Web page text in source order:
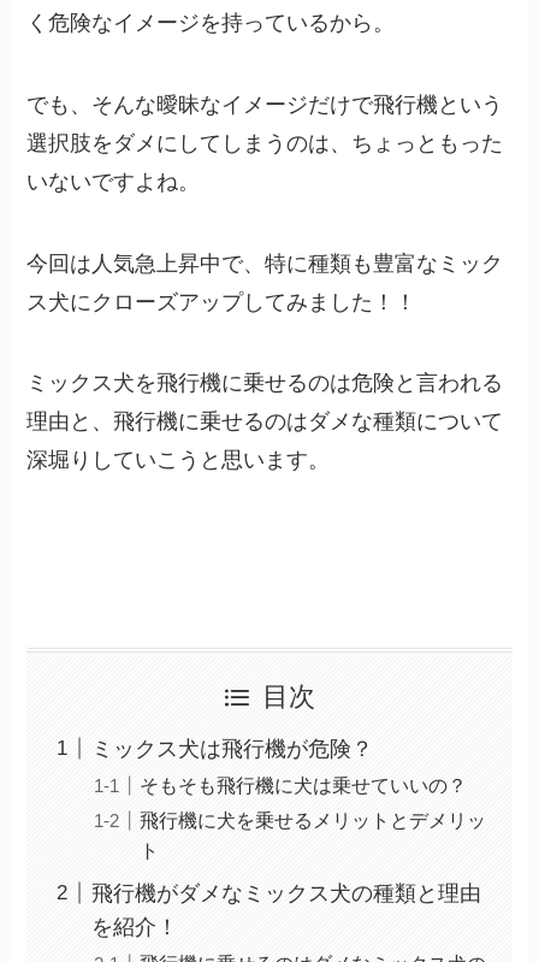
く危険なイメージを持っているから。
でも、そんな曖昧なイメージだけで飛行機という
選択肢をダメにしてしまうのは、ちょっともった
いないですよね。
今回は人気急上昇中で、特に種類も豊富なミック
ス犬にクローズアップしてみました！！
ミックス犬を飛行機に乗せるのは危険と言われる
理由と、飛行機に乗せるのはダメな種類について
深堀りしていこうと思います。
目次
ミックス犬は飛行機が危険？
そもそも飛行機に犬は乗せていいの？
飛行機に犬を乗せるメリットとデメリッ
ト
飛行機がダメなミックス犬の種類と理由
を紹介！